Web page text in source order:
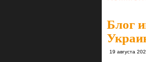
Блог
19 августа